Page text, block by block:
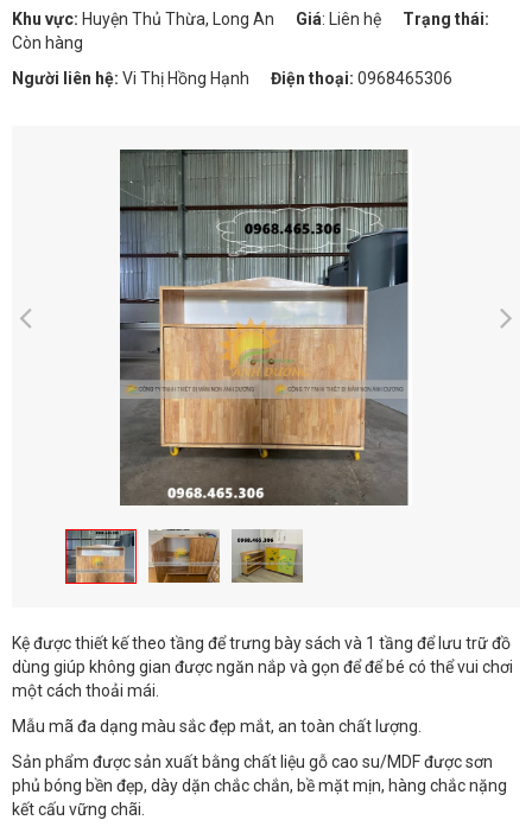
Khu vực: Huyện Thủ Thừa, Long An Giá: Liên hệ
Trạng thái:
Còn hàng
Người liên hệ: Vi Thị Hồng Hạnh Điện thoại: 0968465306
Kệ được thiết kế theo tầng để trưng bày sách và 1 tầng để lưu trữ đồ
dùng giúp không gian được ngăn nắp và gọn để để bé có thể vui chơi
một cách thoải mái.
Mẫu mã đa dạng màu sắc đẹp mắt, an toàn chất lượng.
Sản phẩm được sản xuất bằng chất liệu gỗ cao su/MDF được sơn
phủ bóng bền đẹp, dày dặn chắc chắn, bề mặt mịn, hàng chắc nặng
kết cấu vững chãi.